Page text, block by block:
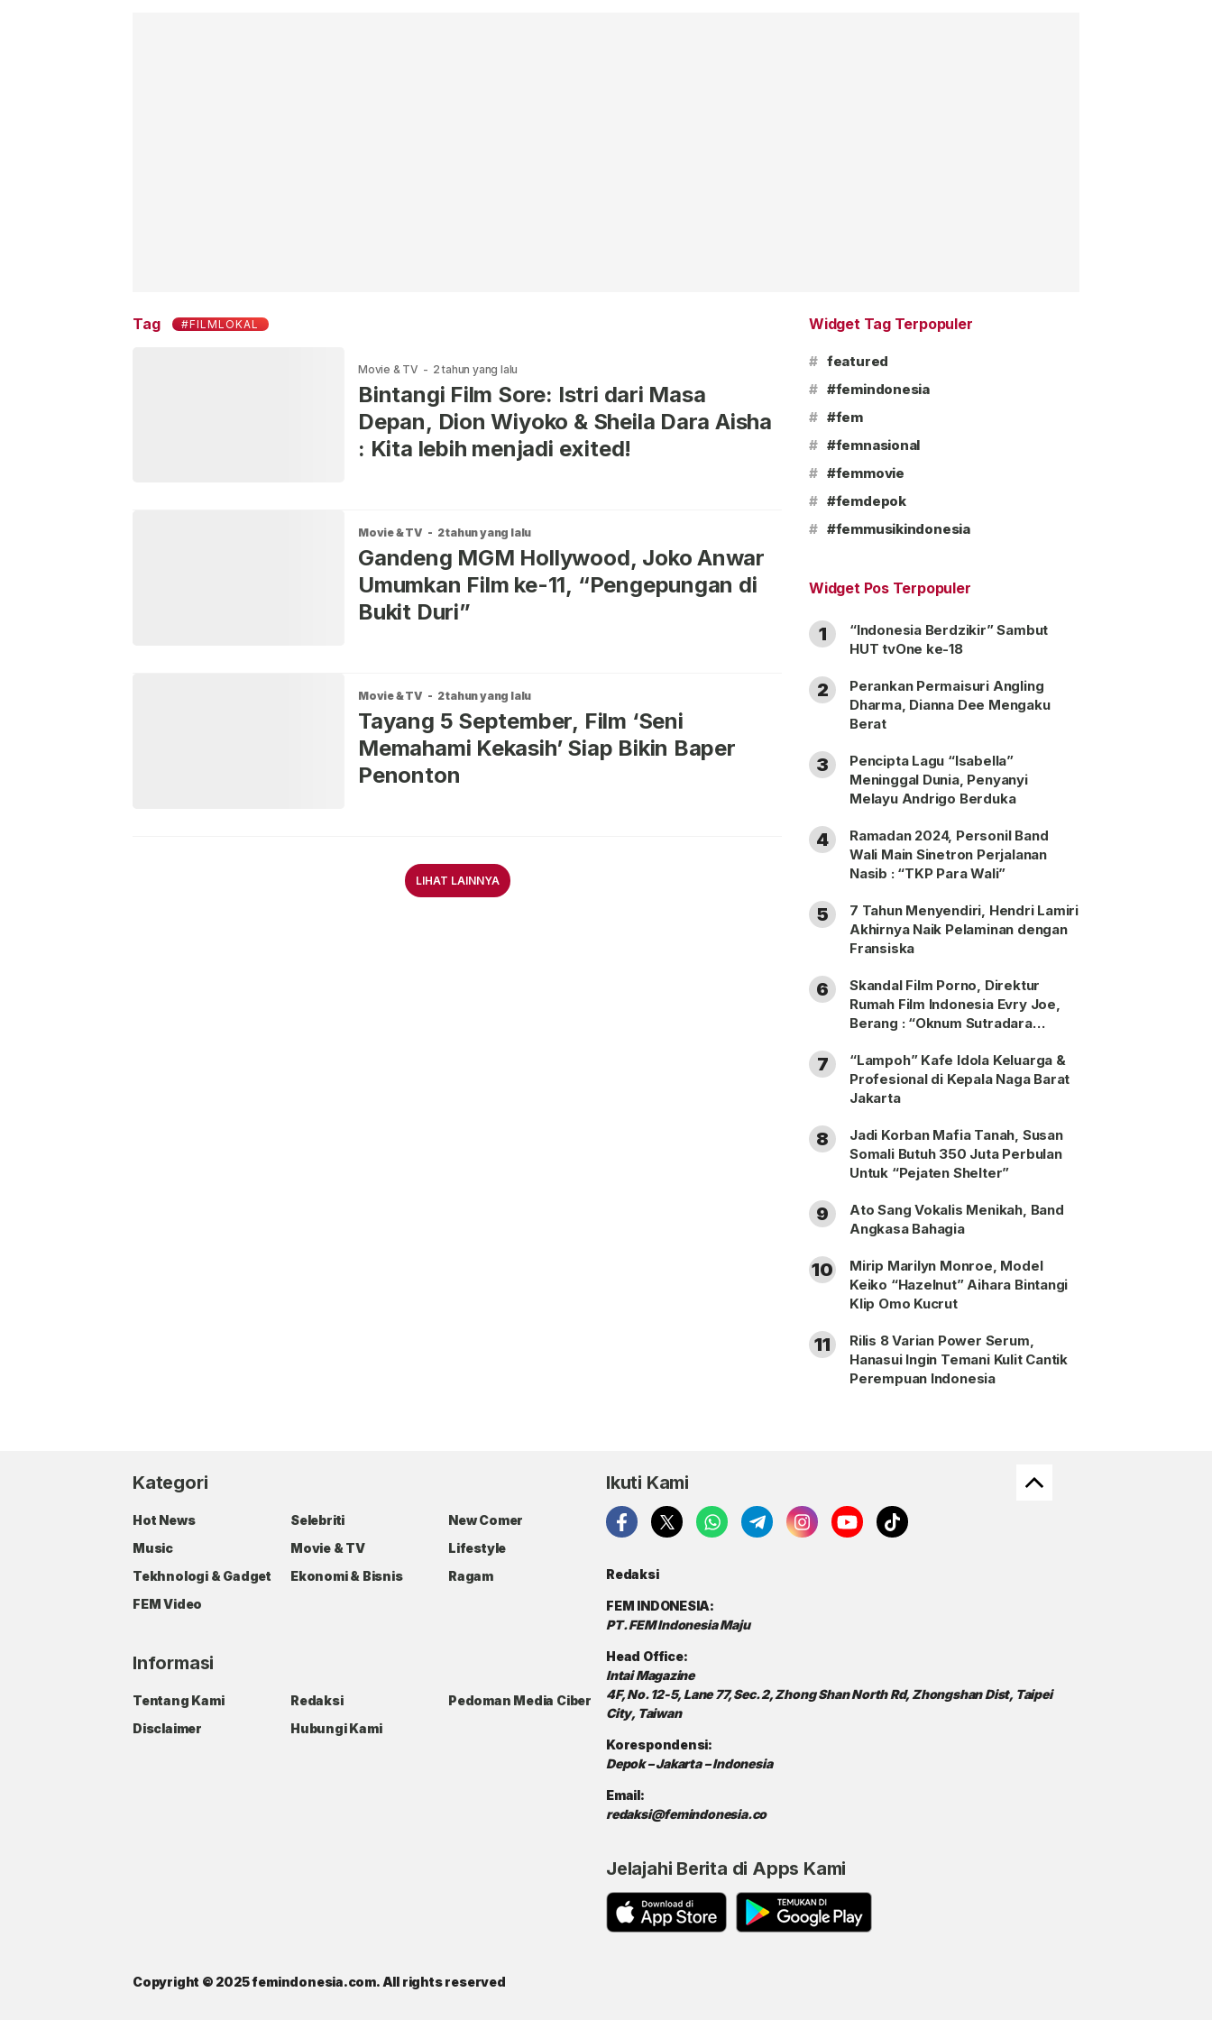
Tag #FILMLOKAL
Movie & TV - 2 tahun yang lalu
Bintangi Film Sore: Istri dari Masa
Depan, Dion Wiyoko & Sheila Dara Aisha
: Kita lebih menjadi exited!
Movie & TV - 2 tahun yang lalu
Gandeng MGM Hollywood, Joko Anwar
Umumkan Film ke-11, “Pengepungan di
Bukit Duri”
Movie & TV - 2 tahun yang lalu
Tayang 5 September, Film ‘Seni
Memahami Kekasih’ Siap Bikin Baper
Penonton
LIHAT LAINNYA
Widget Tag Terpopuler
# featured
# #femindonesia
# #fem
# #femnasional
# #femmovie
# #femdepok
# #femmusikindonesia
Widget Pos Terpopuler
1
“Indonesia Berdzikir” Sambut
HUT tvOne ke-18
2
Perankan Permaisuri Angling
Dharma, Dianna Dee Mengaku
Berat
3
Pencipta Lagu “Isabella”
Meninggal Dunia, Penyanyi
Melayu Andrigo Berduka
4
Ramadan 2024, Personil Band
Wali Main Sinetron Perjalanan
Nasib : “TKP Para Wali”
5
7 Tahun Menyendiri, Hendri Lamiri
Akhirnya Naik Pelaminan dengan
Fransiska
6
Skandal Film Porno, Direktur
Rumah Film Indonesia Evry Joe,
Berang : “Oknum Sutradara
7
“Lampoh” Kafe Idola Keluarga &
Profesional di Kepala Naga Barat
Jakarta
8
Jadi Korban Mafia Tanah, Susan
Somali Butuh 350 Juta Perbulan
Untuk “Pejaten Shelter”
9
Ato Sang Vokalis Menikah, Band
Angkasa Bahagia
10
Mirip Marilyn Monroe, Model
Keiko “Hazelnut” Aihara Bintangi
Klip Omo Kucrut
11
Rilis 8 Varian Power Serum,
Hanasui Ingin Temani Kulit Cantik
Perempuan Indonesia
Kategori
Hot News Selebriti
New Comer
Music
Movie & TV
Lifestyle
Tekhnologi & Gadget
Ekonomi & Bisnis
Ragam
FEM Video
Informasi
Tentang Kami Redaksi
Pedoman Media Ciber
Disclaimer
Hubungi Kami
Ikuti Kami
Redaksi
FEM INDONESIA:
PT. FEM Indonesia Maju
Head Office:
Intai Magazine
4F, No. 12-5, Lane 77, Sec. 2, Zhong Shan North Rd, Zhongshan Dist, Taipei
City, Taiwan
Korespondensi:
Depok – Jakarta – Indonesia
Email:
redaksi@femindonesia.co
Jelajahi Berita di Apps Kami
Copyright © 2025 femindonesia.com. All rights reserved